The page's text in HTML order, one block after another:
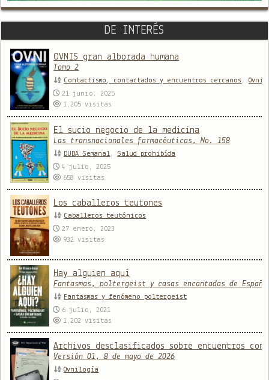
DE INTERÉS
OVNIS gran alborada humana
Tomo 2
Contactismo, contactados y encuentros cercanos ,
21 junio, 2025
1,205visitas
El sucio negocio de la medicina
Las transnacionales farmacéuticas, No. 158
DUDA Semanal, Salud prohibída
4 julio, 2025
658visitas
Los caballeros teutones
Caballeros teutónicos
27 enero, 2023
932visitas
Hay alguien aquí
Fantasmas, poltergeist y casas encantadas de
Fantasmas y fenómeno poltergeist
6 julio, 2021
1,202visitas
Archivos desclasificados sobre encuentros
Versión 01, 8 de mayo de 2026
Ovnilogía